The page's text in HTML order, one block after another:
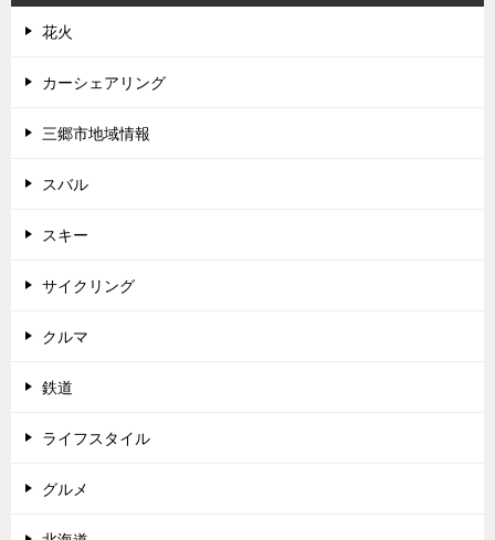
花火
カーシェアリング
三郷市地域情報
スバル
スキー
サイクリング
クルマ
鉄道
ライフスタイル
グルメ